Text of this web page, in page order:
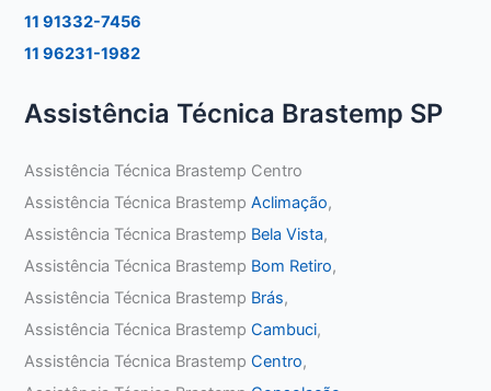
11 91332-7456
11 96231-1982
Assistência Técnica Brastemp SP
Assistência Técnica Brastemp Centro
Assistência Técnica BrastempAclimação,
Assistência Técnica Brastemp Bela Vista,
Assistência Técnica Brastemp Bom Retiro,
Assistência Técnica Brastemp Brás,
Assistência Técnica BrastempCambuci,
Assistência Técnica BrastempCentro,